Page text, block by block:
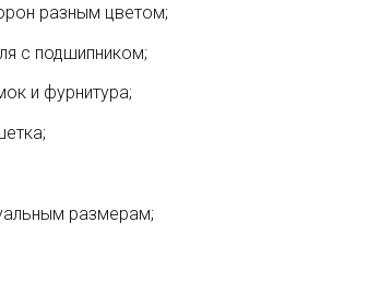
разным цветом;
с подшипником;
и фурнитура;
размерам;